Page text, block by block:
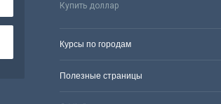
Купить доллар
Курсы по городам
Полезные страницы